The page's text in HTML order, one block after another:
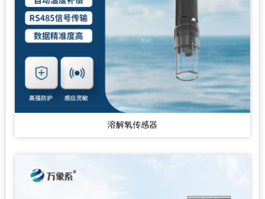
溶解氧传感器